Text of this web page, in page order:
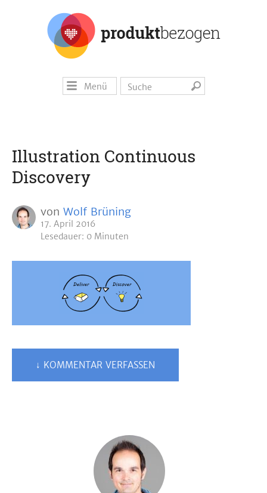
Menü
Illustration Continuous
Discovery
von Wolf Brüning
17. April 2016
Lesedauer: 0 Minuten
↓ KOMMENTAR VERFASSEN